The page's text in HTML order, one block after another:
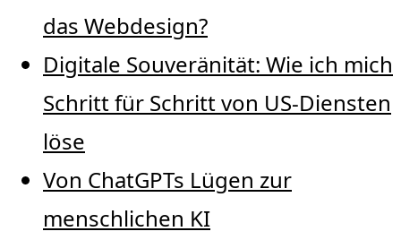
das Webdesign?
Digitale Souveränität: Wie ich mich
Schritt für Schritt von US-Diensten
löse
Von ChatGPTs Lügen zur
menschlichen KI